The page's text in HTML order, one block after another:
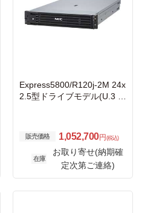
Express5800/R120j-2M 24x
2.5型ドライブモデル(U.3 N
販売価格 1,052,700円 (税込)
在庫
お取り寄せ(納期確
定次第ご連絡)